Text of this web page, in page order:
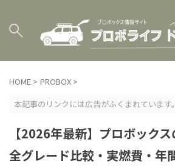
HOME > PROBOX >
本記事のリンクには広告がふくまれています。
【2026年最新】プロボック
全グレード比較・実燃費・年